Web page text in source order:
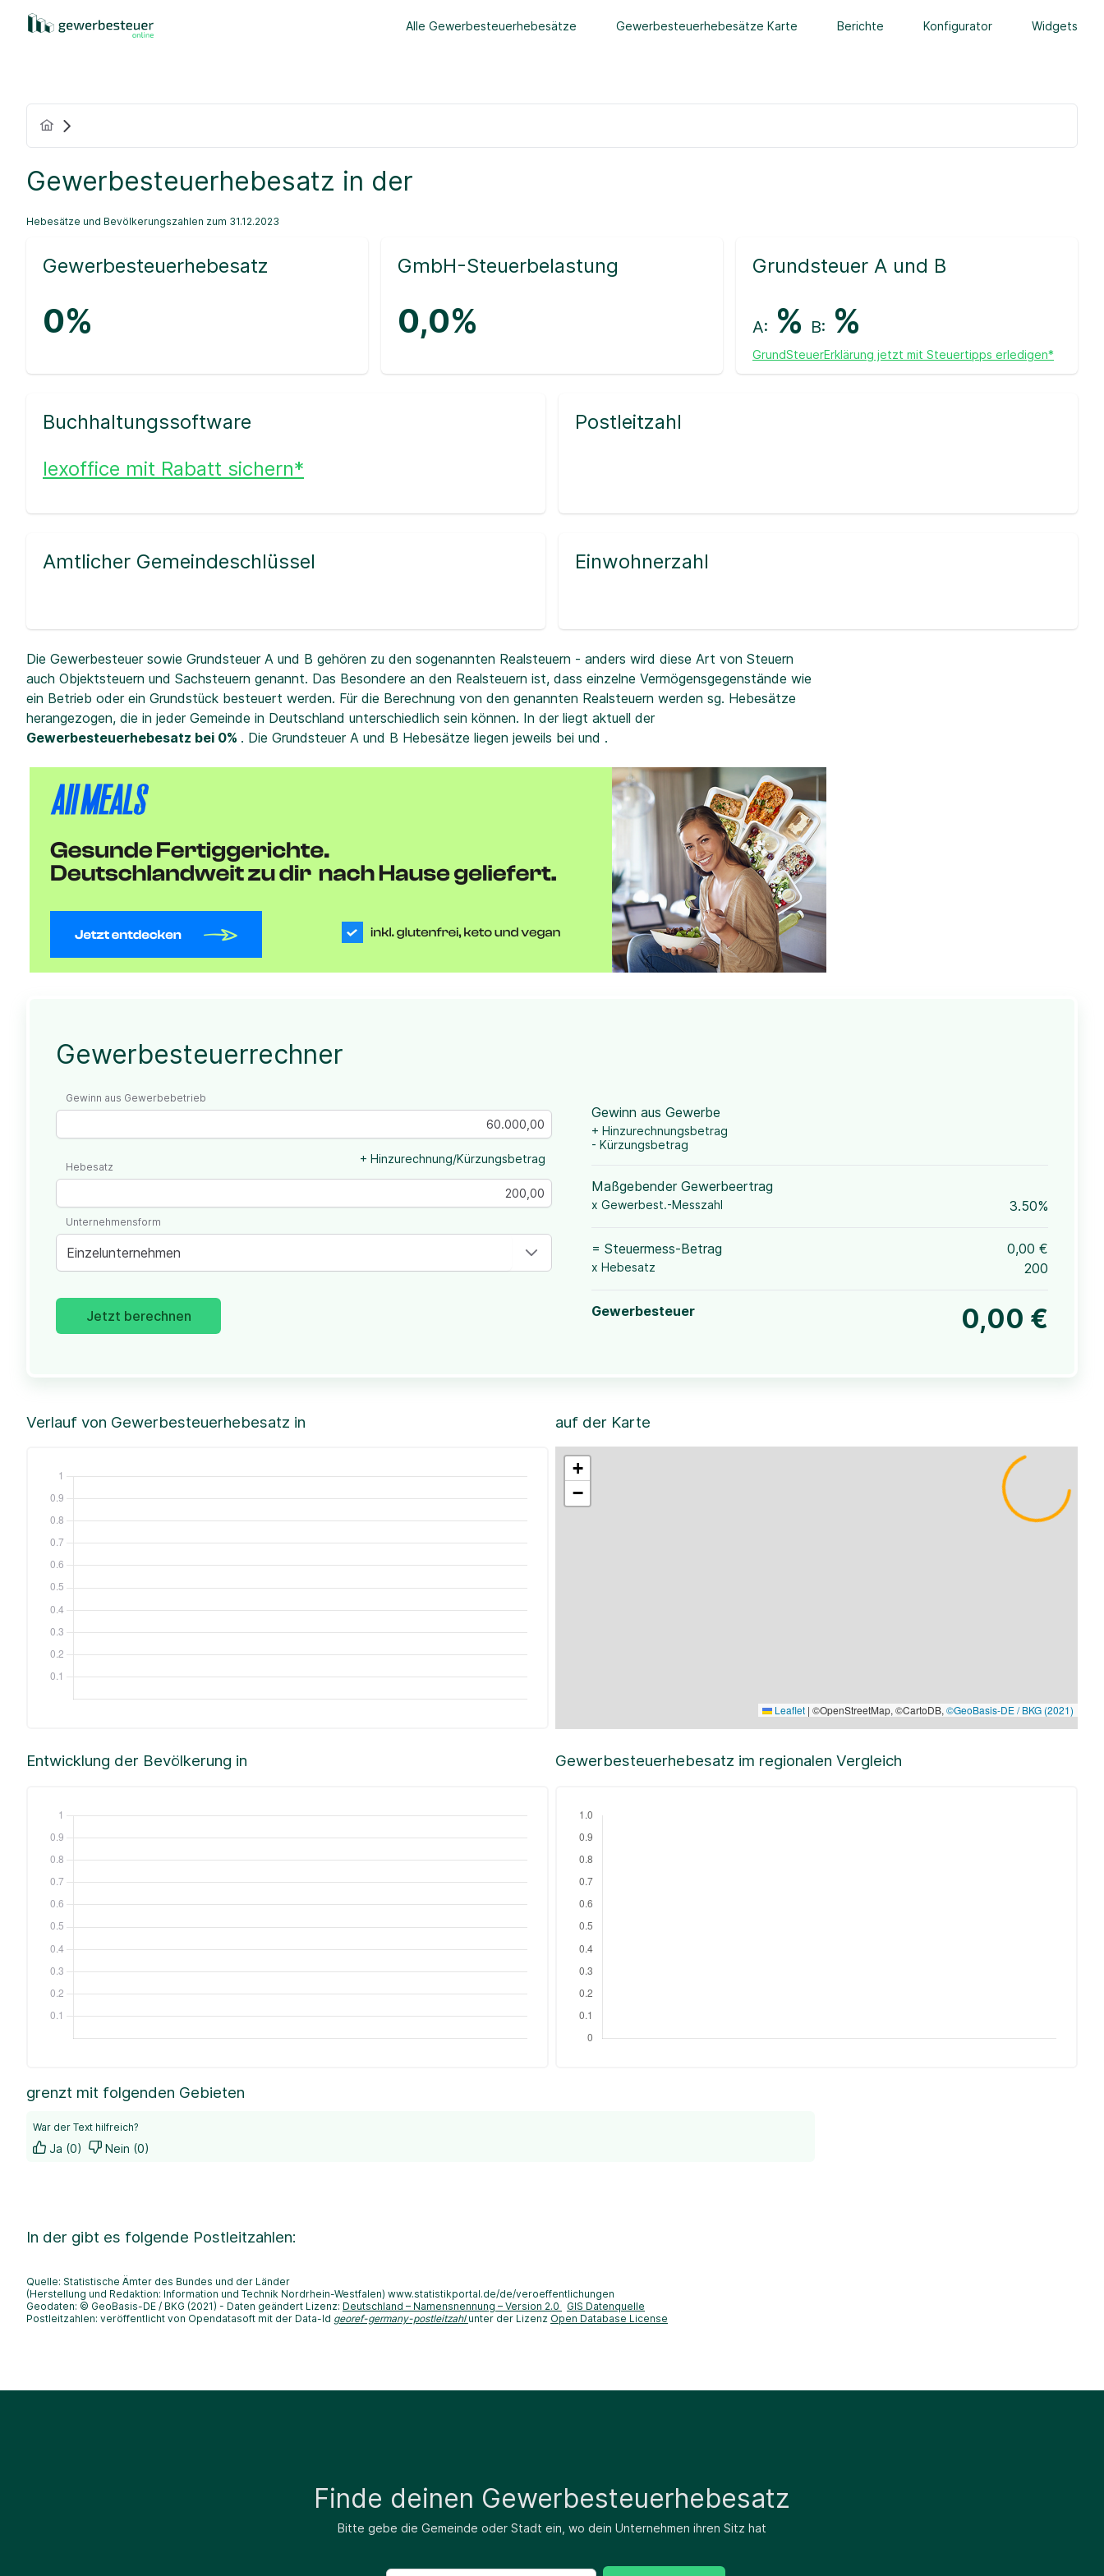
Alle Gewerbesteuerhebesätze Gewerbesteuerhebesätze Karte Berichte Konfigurator Widgets
Gewerbesteuerhebesatz in der
Hebesätze und Bevölkerungszahlen zum 31.12.2023
Gewerbesteuerhebesatz
0%
GmbH-Steuerbelastung
0,0%
Grundsteuer A und B
A: % B: %
GrundSteuerErklärung jetzt mit Steuertipps erledigen*
Buchhaltungssoftware
lexoffice mit Rabatt sichern*
Postleitzahl
Amtlicher Gemeindeschlüssel Einwohnerzahl
Die Gewerbesteuer sowie Grundsteuer A und B gehören zu den sogenannten Realsteuern - anders wird diese Art von Steuern
auch Objektsteuern und Sachsteuern genannt. Das Besondere an den Realsteuern ist, dass einzelne Vermögensgegenstände wie
ein Betrieb oder ein Grundstück besteuert werden. Für die Berechnung von den genannten Realsteuern werden sg. Hebesätze
herangezogen, die in jeder Gemeinde in Deutschland unterschiedlich sein können. In der liegt aktuell der
Gewerbesteuerhebesatz bei 0% . Die Grundsteuer A und B Hebesätze liegen jeweils bei und .
Gewerbesteuerrechner
Gewinn aus Gewerbebetrieb
+ Hinzurechnung/Kürzungsbetrag
Hebesatz
Einzelunternehmen
Unternehmensform
Jetzt berechnen
Gewinn aus Gewerbe
+ Hinzurechnungsbetrag
- Kürzungsbetrag
Maßgebender Gewerbeertrag
x Gewerbest.-Messzahl 3.50%
= Steuermess-Betrag 0,00 €
x Hebesatz 200
Gewerbesteuer 0,00 €
Verlauf von Gewerbesteuerhebesatz in auf der Karte
+
−
Leaflet | ©OpenStreetMap, ©CartoDB, ©GeoBasis-DE / BKG (2021)
Entwicklung der Bevölkerung in Gewerbesteuerhebesatz im regionalen Vergleich
grenzt mit folgenden Gebieten
War der Text hilfreich?
Ja (0) Nein (0)
In der gibt es folgende Postleitzahlen:
Quelle: Statistische Ämter des Bundes und der Länder
(Herstellung und Redaktion: Information und Technik Nordrhein-Westfalen) www.statistikportal.de/de/veroeffentlichungen
Geodaten: © GeoBasis-DE / BKG (2021) - Daten geändert Lizenz: Deutschland – Namensnennung – Version 2.0
GIS Datenquelle
Postleitzahlen: veröffentlicht von Opendatasoft mit der Data-Id georef-germany-postleitzahl unter der Lizenz Open Database License
Finde deinen Gewerbesteuerhebesatz
Bitte gebe die Gemeinde oder Stadt ein, wo dein Unternehmen ihren Sitz hat